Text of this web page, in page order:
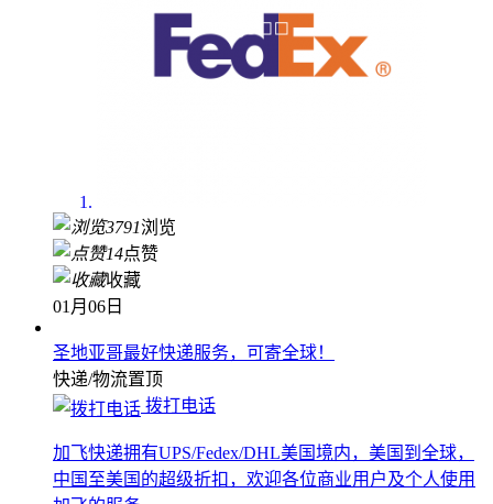
3791浏览
14点赞
收藏
01月06日
圣地亚哥最好快递服务，可寄全球！
快递/物流置顶
拨打电话
加飞快递拥有UPS/Fedex/DHL美国境内，美国到全球，
中国至美国的超级折扣，欢迎各位商业用户及个人使用